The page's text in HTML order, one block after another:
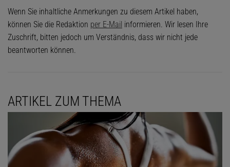
Wenn Sie inhaltliche Anmerkungen zu diesem Artikel haben,
können Sie die Redaktion per E-Mail informieren. Wir lesen Ihre
Zuschrift, bitten jedoch um Verständnis, dass wir nicht jede
beantworten können.
ARTIKEL ZUM THEMA